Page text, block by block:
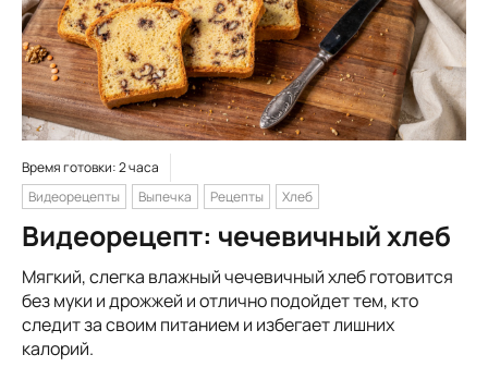
Время готовки: 2 часа
Видеорецепты
Выпечка Рецепты Хлеб
Видеорецепт: чечевичный хлеб
Мягкий, слегка влажный чечевичный хлеб готовится
без муки и дрожжей и отлично подойдет тем, кто
следит за своим питанием и избегает лишних
калорий.